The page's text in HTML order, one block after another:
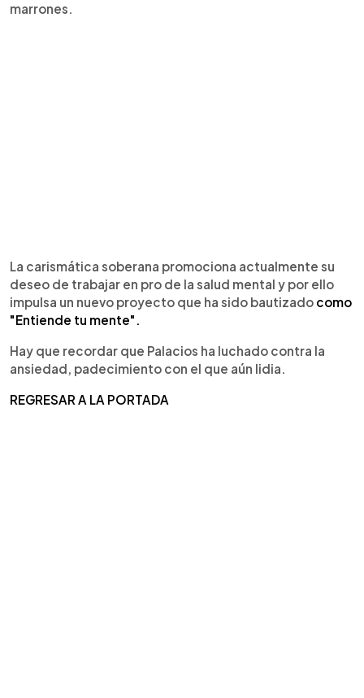
marrones.
La carismática soberana promociona actualmente su
deseo de trabajar en pro de la salud mental y por ello
impulsa un nuevo proyecto que ha sido bautizado como
"Entiende tu mente".
Hay que recordar que Palacios ha luchado contra la
ansiedad, padecimiento con el que aún lidia.
REGRESAR A LA PORTADA